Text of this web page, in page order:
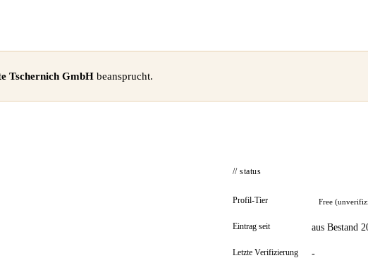
Tschernich GmbH beansprucht.
// status
Profil-Tier Free
Eintrag seit aus Bestand
Letzte Verifizierung -